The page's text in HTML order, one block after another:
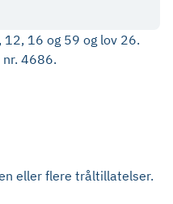
16 og 59 og lov 26.
4686.
eller flere tråltillatelser.